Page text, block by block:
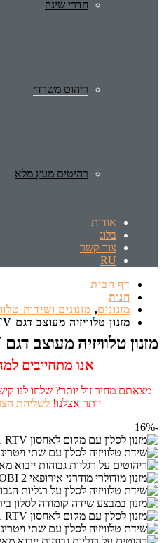
חדרי שינה
ריהוט משרדי
רהיטים מעץ מלא
אודות
בלוג
צור קשר
RU
דף הבית
חנות
מזנונים, מזנונים ושידות
מזנון טלוויזיה מעוצב דגם SNOBI SB01 RTV
מזנון טלוויזיה מעוצב דגם SNOBI SB01 RTV
אנו מתחייבים
מצאתם מחיר זול יותר? שלחו לנו
יותר אצלנו!לשליחת
-16%